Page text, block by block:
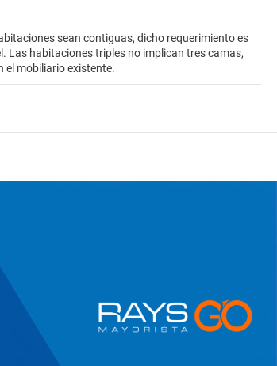
sean contiguas, dicho requerimiento es
Las habitaciones triples no implican tres camas,
el mobiliario existente.